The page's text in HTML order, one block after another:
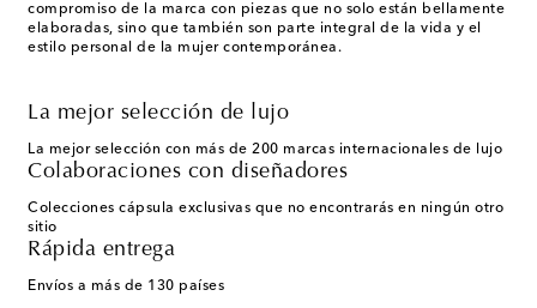
compromiso de la marca con piezas que no solo están bellamente
elaboradas, sino que también son parte integral de la vida y el
estilo personal de la mujer contemporánea.
La mejor selección de lujo
La mejor selección con más de 200 marcas internacionales de lujo
Colaboraciones con diseñadores
Colecciones cápsula exclusivas que no encontrarás en ningún otro
sitio
Rápida entrega
Envíos a más de 130 países